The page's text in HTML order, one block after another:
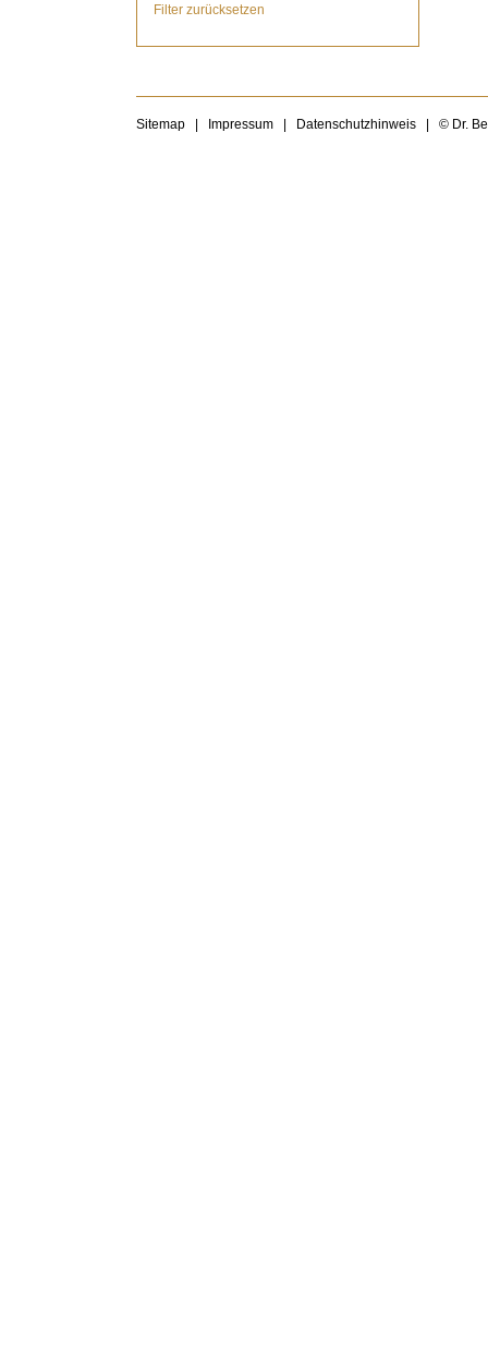
Filter zurücksetzen
Sitemap Impressum Datenschutzhinweis © Dr.